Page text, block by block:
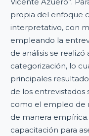
propia del enfoque
interpretativo, con
empleando la
de análisis se
categorización, lo
principales
de los entrevistados
como el empleo de
de manera
capacitación para